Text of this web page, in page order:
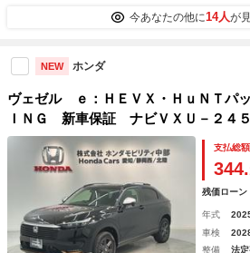
今あなたの他に14人が
NEW ホンダ
ヴェゼル ｅ：ＨＥＶＸ・ＨｕＮＴ
ＩＮＧ 新車保証 ナビＶＸＵ－２
ラ ＣＤ録音 ＢＴオ－ディオＤＶＤ
ト ＶＳＡ シ－トヒ－タ－ クルコ
－ 盗難防止装置
支払総額
344.
残価ローン
年式
車検
整備
法